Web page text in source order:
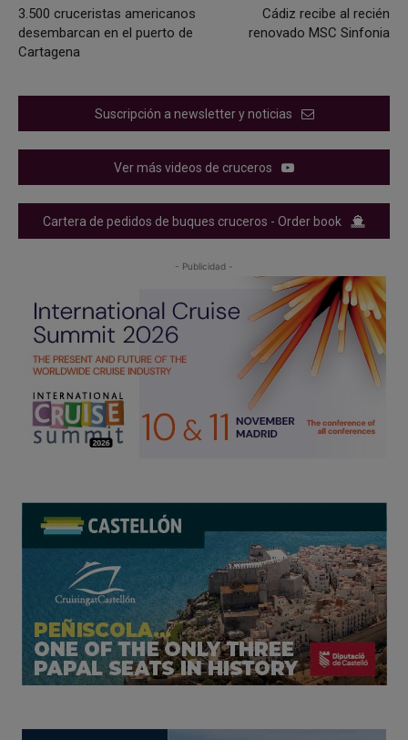
3.500 cruceristas americanos
desembarcan en el puerto de
Cartagena
Cádiz recibe al recién
renovado MSC Sinfonia
Suscripción a newsletter y noticias
Ver más videos de cruceros
Cartera de pedidos de buques cruceros - Order book
- Publicidad -